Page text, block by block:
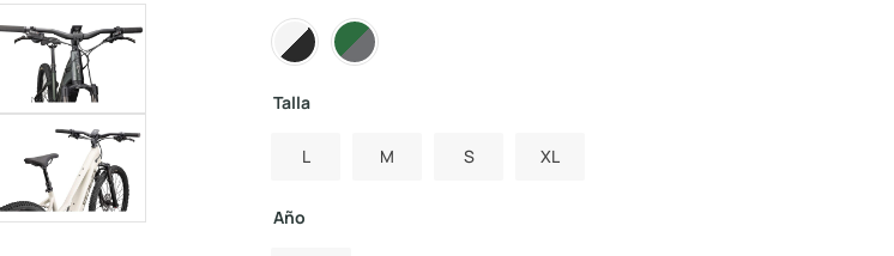
Talla
L M S XL
Año